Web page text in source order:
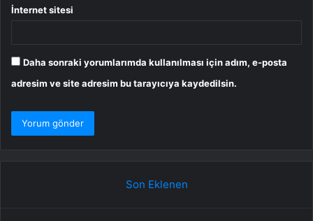
İnternet sitesi
Daha sonraki yorumlarımda kullanılması için adım, e-posta
adresim ve site adresim bu tarayıcıya kaydedilsin.
Son Eklenen